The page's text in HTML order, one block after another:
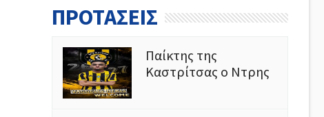
ΠΡΟΤΑΣΕΙΣ
Παίκτης της
Καστρίτσας ο Ντρης